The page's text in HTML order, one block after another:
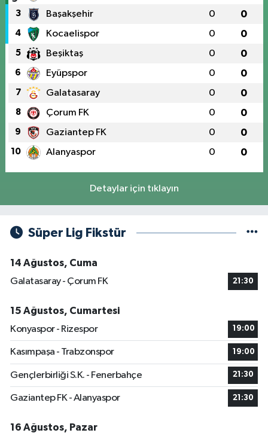
3 Başakşehir 0 0
4 Kocaelispor 0 0
5 Beşiktaş 0 0
6 Eyüpspor 0 0
7 Galatasaray 0 0
8 Çorum FK 0 0
9 Gaziantep FK 0 0
10 Alanyaspor 0 0
Detaylar için tıklayın
Süper Lig Fikstür
14 Ağustos, Cuma
Galatasaray - Çorum FK
21:30
15 Ağustos, Cumartesi
Konyaspor - Rizespor
19:00
Kasımpaşa - Trabzonspor 19:00
Gençlerbirliği S.K. - Fenerbahçe 21:30
Gaziantep FK - Alanyaspor 21:30
16 Ağustos, Pazar